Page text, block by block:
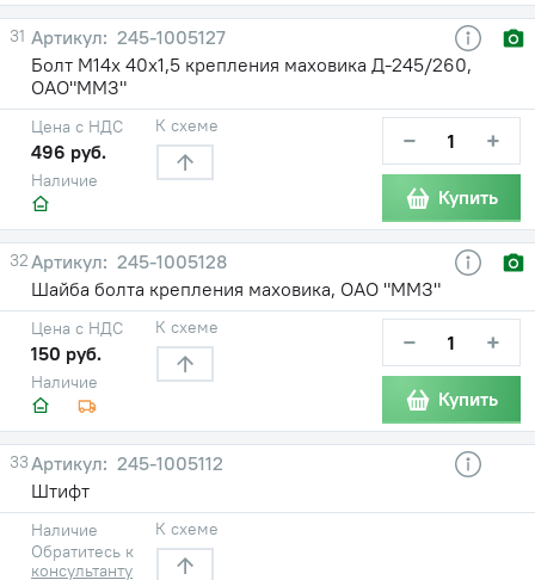
31
245-1005127
Болт М14х 40х1,5 крепления маховика Д-245/260,
ОАО"ММЗ"
Наличие
Цена с НДС
496 руб.
К схеме − +
Купить
32
245-1005128
Шайба болта крепления маховика, ОАО "ММЗ"
Наличие
Цена с НДС
150 руб.
К схеме − +
Купить
33
245-1005112
Штифт
Наличие
Обратитесь к
консультанту
К схеме